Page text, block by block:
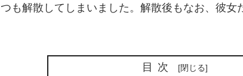
も解散してしまいました。解散後もなお、彼女
目次